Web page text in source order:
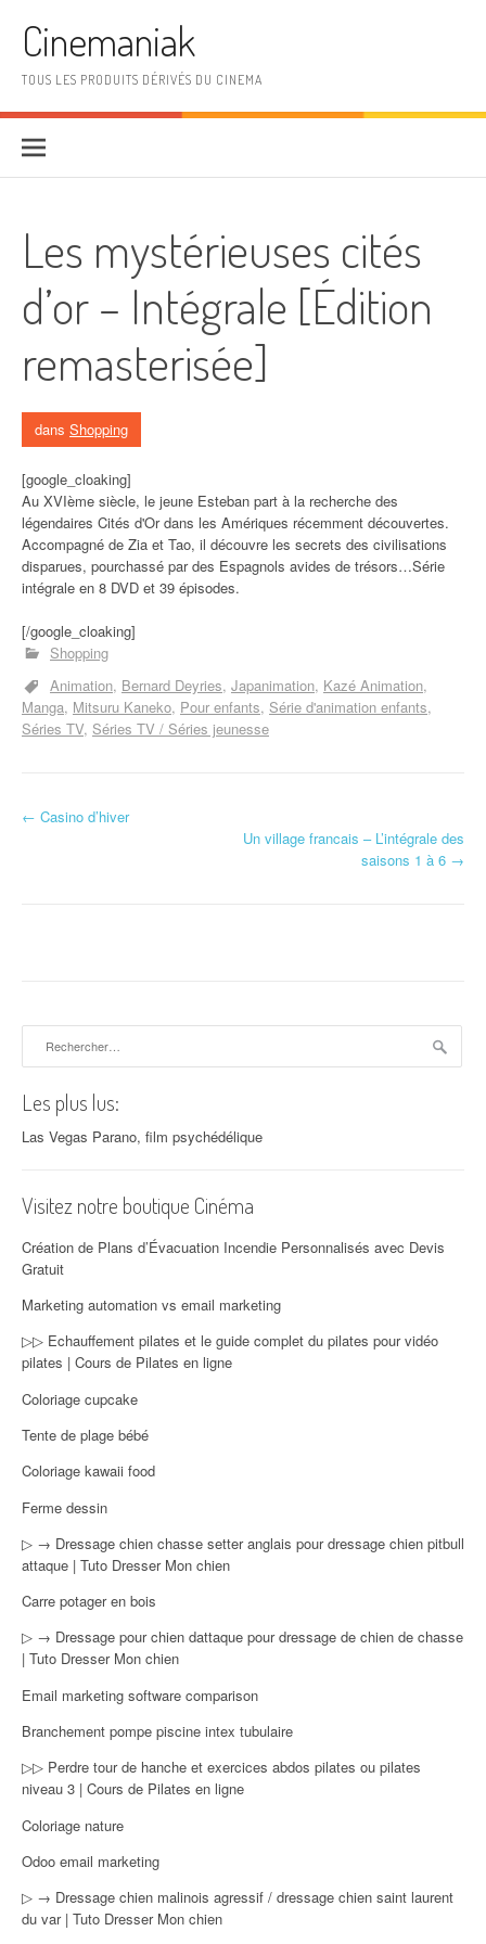
Cinemaniak
TOUS LES PRODUITS DÉRIVÉS DU CINEMA
Les mystérieuses cités
d’or – Intégrale [Édition
remasterisée]
dans Shopping
[google_cloaking]
Au XVIème siècle, le jeune Esteban part à la recherche des
légendaires Cités d'Or dans les Amériques récemment découvertes.
Accompagné de Zia et Tao, il découvre les secrets des civilisations
disparues, pourchassé par des Espagnols avides de trésors…Série
intégrale en 8 DVD et 39 épisodes.
[/google_cloaking]
Shopping
Animation Bernard Deyries Japanimation Kazé Animation
Manga Mitsuru Kaneko Pour enfants Série d'animation enfants
Séries TV Séries TV / Séries jeunesse
Navigation d'article
← Casino d’hiver
Un village francais – L’intégrale des
saisons 1 à 6 →
Les plus lus:
Las Vegas Parano, film psychédélique
Visitez notre boutique Cinéma
Création de Plans d’Évacuation Incendie Personnalisés avec Devis
Gratuit
Marketing automation vs email marketing
▷▷ Echauffement pilates et le guide complet du pilates pour vidéo
pilates | Cours de Pilates en ligne
Coloriage cupcake
Tente de plage bébé
Coloriage kawaii food
Ferme dessin
▷ → Dressage chien chasse setter anglais pour dressage chien pitbull
attaque | Tuto Dresser Mon chien
Carre potager en bois
▷ → Dressage pour chien dattaque pour dressage de chien de chasse
| Tuto Dresser Mon chien
Email marketing software comparison
Branchement pompe piscine intex tubulaire
▷▷ Perdre tour de hanche et exercices abdos pilates ou pilates
niveau 3 | Cours de Pilates en ligne
Coloriage nature
Odoo email marketing
▷ → Dressage chien malinois agressif / dressage chien saint laurent
du var | Tuto Dresser Mon chien